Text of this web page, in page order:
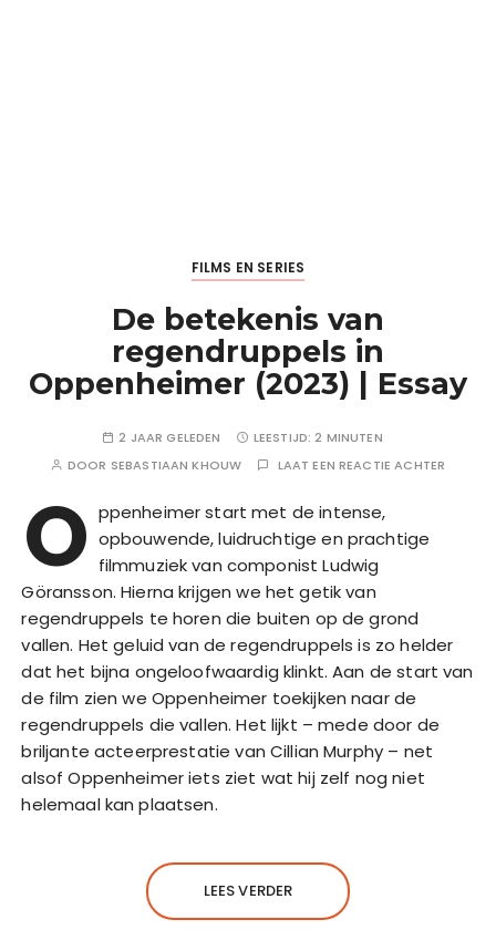
FILMS EN SERIES
De betekenis van
regendruppels in
Oppenheimer (2023) | Essay
2 JAAR GELEDEN LEESTIJD:2 MINUTEN
DOOR SEBASTIAAN KHOUW LAAT EEN REACTIE ACHTER
O ppenheimer start met de intense,
opbouwende, luidruchtige en prachtige
filmmuziek van componist Ludwig
Göransson. Hierna krijgen we het getik van
regendruppels te horen die buiten op de grond
vallen. Het geluid van de regendruppels is zo helder
dat het bijna ongeloofwaardig klinkt. Aan de start van
de film zien we Oppenheimer toekijken naar de
regendruppels die vallen. Het lijkt – mede door de
briljante acteerprestatie van Cillian Murphy – net
alsof Oppenheimer iets ziet wat hij zelf nog niet
helemaal kan plaatsen.
LEES VERDER